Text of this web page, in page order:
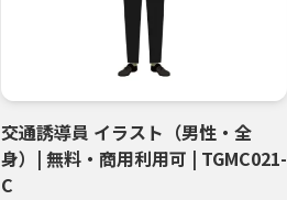
交通誘導員 イラスト（男性・全
身）| 無料・商用利用可 | TGMC021-
C